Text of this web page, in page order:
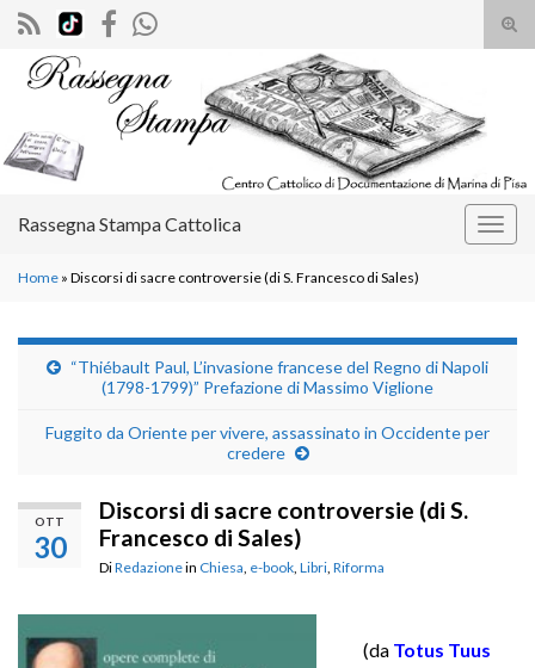
il
Search for:
Rassegna Stampa Cattolica
Home » Discorsi di sacre controversie (di S. Francesco di Sales)
“Thiébault Paul, L’invasione francese del Regno di Napoli
(1798-1799)” Prefazione di Massimo Viglione
Fuggito da Oriente per vivere, assassinato in Occidente per
credere
OTT
30
Discorsi di sacre controversie (di S.
Francesco di Sales)
DiRedazionein Chiesa e-book Libri Riforma
(da Totus Tuus